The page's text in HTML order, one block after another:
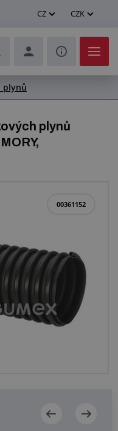
CZ CZK
plynů
plynů
00361152